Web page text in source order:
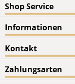
Shop Service
Informationen
Kontakt
Zahlungsarten